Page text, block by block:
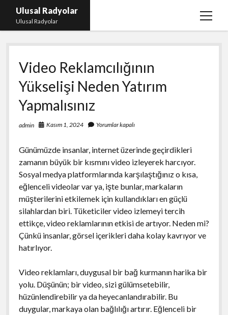
Ulusal Radyolar
Ulusal Radyolar
menüyü
Ana Başlık: Discord Instagram Botu
Instagram Beğeni Kazanma Ücretsiz
Liste
Sayfa Listesi
Spotify Dinlenme Atma Parasız
Video Reklamcılığının
Yükselişi Neden Yatırım
Yapmalısınız
admin Kasım 1, 2024 Yorumlar kapalı
Günümüzde insanlar, internet üzerinde geçirdikleri
zamanın büyük bir kısmını video izleyerek harcıyor.
Sosyal medya platformlarında karşılaştığınız o kısa,
eğlenceli videolar var ya, işte bunlar, markaların
müşterilerini etkilemek için kullandıkları en güçlü
silahlardan biri. Tüketiciler video izlemeyi tercih
ettikçe, video reklamlarının etkisi de artıyor. Neden mi?
Çünkü insanlar, görsel içerikleri daha kolay kavrıyor ve
hatırlıyor.
Video reklamları, duygusal bir bağ kurmanın harika bir
yolu. Düşünün; bir video, sizi gülümsetebilir,
hüzünlendirebilir ya da heyecanlandırabilir. Bu
duygular, markaya olan bağlılığı artırır. Eğlenceli bir